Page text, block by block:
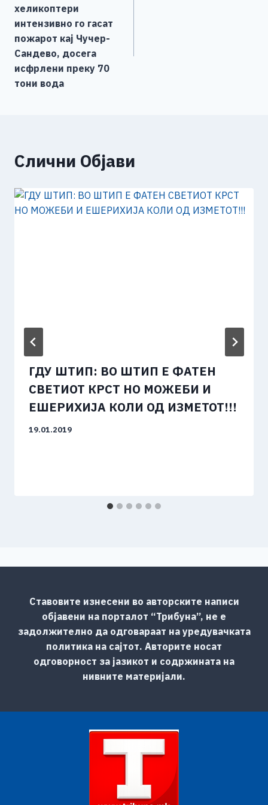
o
k
er
напис
хеликоптери
интензивно го гасат
пожарот кај Чучер-
Сандево, досега
исфрлени преку 70
тони вода
Слични Објави
ГДУ ШТИП: ВО ШТИП Е ФАТЕН
СВЕТИОТ КРСТ НО МОЖЕБИ И
ЕШЕРИХИЈА КОЛИ ОД ИЗМЕТОТ!!!
19.01.2019
Ставовите изнесени во авторските написи
објавени на порталот “Трибуна”, не е
задолжително да одговараат на уредувачката
политика на сајтот. Авторите носат
одговорност за јазикот и содржината на
нивните материјали.